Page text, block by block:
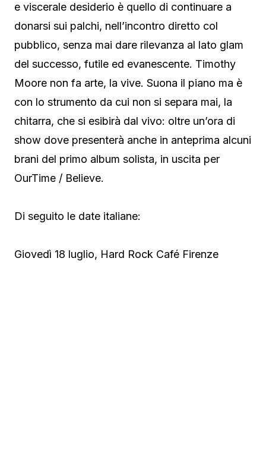
e viscerale desiderio è quello di continuare a
donarsi sui palchi, nell’incontro diretto col
pubblico, senza mai dare rilevanza al lato glam
del successo, futile ed evanescente. Timothy
Moore non fa arte, la vive. Suona il piano ma è
con lo strumento da cui non si separa mai, la
chitarra, che si esibirà dal vivo: oltre un’ora di
show dove presenterà anche in anteprima alcuni
brani del primo album solista, in uscita per
OurTime / Believe.
Di seguito le date italiane:
Giovedì 18 luglio, Hard Rock Café Firenze